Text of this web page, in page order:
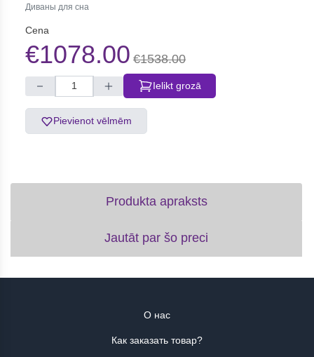
Диваны для сна
Cena
€1078.00 €1538.00
Ielikt grozā
Pievienot vēlmēm
Produkta apraksts
Jautāt par šo preci
О нас
Как заказать товар?